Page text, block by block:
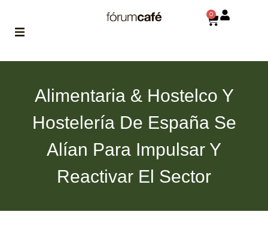
de fórum
BLOG
0
Alimentaria & Hostelco Y
Hostelería De España Se
Alían Para Impulsar Y
Reactivar El Sector